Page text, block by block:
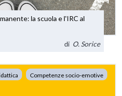
la scuola e l'IRC al
di O. Sorice
Competenze socio-emotive